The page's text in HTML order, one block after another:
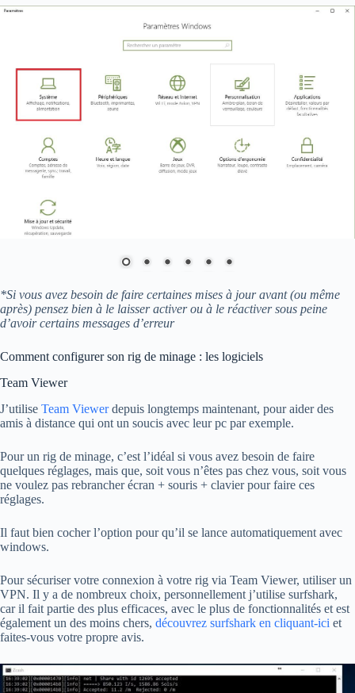
*Si vous avez besoin de faire certaines mises à jour avant (ou même
après) pensez bien à le laisser activer ou à le réactiver sous peine
d’avoir certains messages d’erreur
Comment configurer son rig de minage : les logiciels
Team Viewer
J’utilise Team Viewerdepuis longtemps maintenant, pour aider des
amis à distance qui ont un soucis avec leur pc par exemple.
Pour un rig de minage, c’est l’idéal si vous avez besoin de faire
quelques réglages, mais que, soit vous n’êtes pas chez vous, soit vous
ne voulez pas rebrancher écran + souris + clavier pour faire ces
réglages.
Il faut bien cocher l’option pour qu’il se lance automatiquement avec
windows.
Pour sécuriser votre connexion à votre rig via Team Viewer, utiliser un
VPN. Il y a de nombreux choix, personnellement j’utilise surfshark,
car il fait partie des plus efficaces, avec le plus de fonctionnalités et est
également un des moins chers, découvrez surfshark en cliquant-ici et
faites-vous votre propre avis.